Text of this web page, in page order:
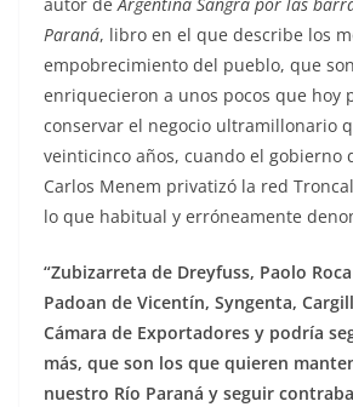
Paraná, libro en el que describe los
empobrecimiento del pueblo, que
enriquecieron a unos pocos que hoy
conservar el negocio ultramillonario
veinticinco años, cuando el gobierno
Carlos Menem privatizó la red
lo que habitual y erróneamente
“Zubizarreta de Dreyfuss, Paolo
Padoan de Vicentín, Syngenta,
Cámara de Exportadores y podría
más, que son los que quieren
nuestro Río Paraná y seguir